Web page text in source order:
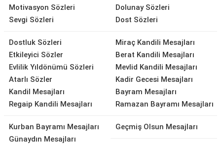
Motivasyon Sözleri
Sevgi Sözleri
Dolunay Sözleri
Dost Sözleri
Dostluk Sözleri
Etkileyici Sözler
Evlilik Yıldönümü Sözleri
Atarlı Sözler
Kandil Mesajları
Regaip Kandili Mesajları
Miraç Kandili Mesajları
Berat Kandili Mesajları
Mevlid Kandili Mesajları
Kadir Gecesi Mesajları
Bayram Mesajları
Ramazan Bayramı Mesajları
Kurban Bayramı Mesajları
Günaydın Mesajları
Geçmiş Olsun Mesajları